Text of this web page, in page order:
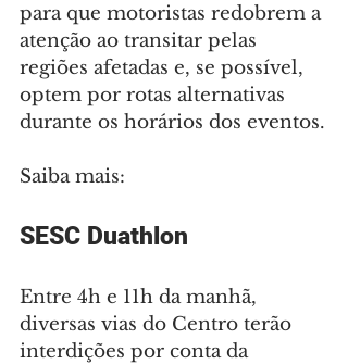
para que motoristas redobrem a
atenção ao transitar pelas
regiões afetadas e, se possível,
optem por rotas alternativas
durante os horários dos eventos.
Saiba mais:
SESC Duathlon
Entre 4h e 11h da manhã,
diversas vias do Centro terão
interdições por conta da